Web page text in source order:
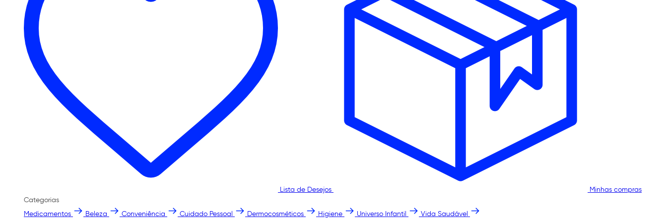
Lista de Desejos
Minhas compras
Categorias
Medicamentos
Beleza Conveniência Cuidado Pessoal Dermocosméticos Higiene Universo Infantil Vida Saudável